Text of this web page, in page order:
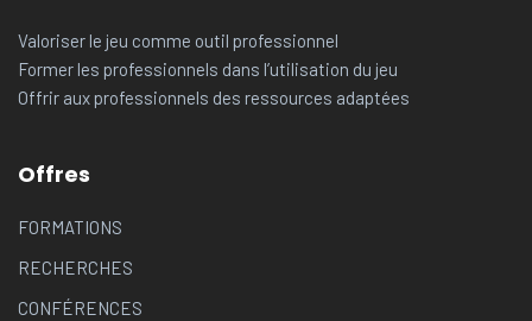
Valoriser le jeu comme outil professionnel
Former les professionnels dans l’utilisation du jeu
Offrir aux professionnels des ressources adaptées
Offres
FORMATIONS
RECHERCHES
CONFÉRENCES